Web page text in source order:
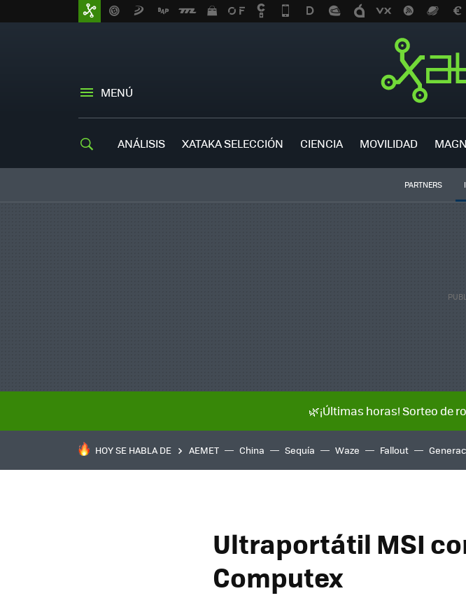
MENÚ
ANÁLISIS XATAKA SELECCIÓN CIENCIA MOVILIDAD
PARTNERS
🌿¡Últimas horas! Sorteo de
HOY SE HABLA DE AEMET China Sequía Waze Fallout
Ultraportátil MSI
Computex